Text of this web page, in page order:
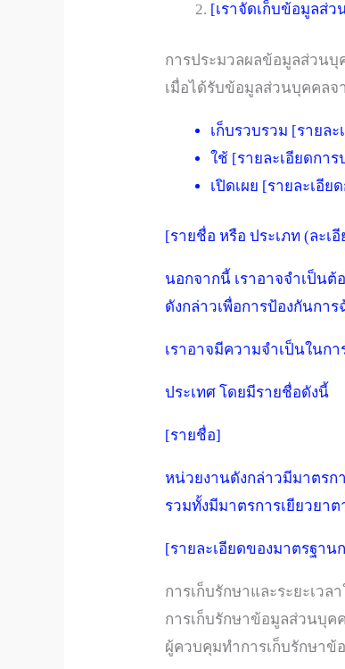
[เราจัดเก็บข้อมูลส่
การประมวลผลข้อมูลส่วนบุ
เมื่อได้รับข้อมูลส่วนบุคคล
เก็บรวบรวม [รายล
ใช้ [รายละเอียดกา
เปิดเผย [รายละเอี
[รายชื่อ หรือ ประเภท (ละ
นอกจากนี้ เราอาจจำเป็น
ดังกล่าวเพื่อการป้องกันการ
เราอาจมีความจำเป็นในก
ประเทศ โดยมีรายชื่อดังนี้
[รายชื่อ]
หน่วยงานดังกล่าวมีมาตรก
รวมทั้งมีมาตรการเยียวยา
[รายละเอียดของมาตรฐา
การเก็บรักษาและระยะเว
การเก็บรักษาข้อมูลส่วนบุค
ผู้ควบคุมทำการเก็บรักษา